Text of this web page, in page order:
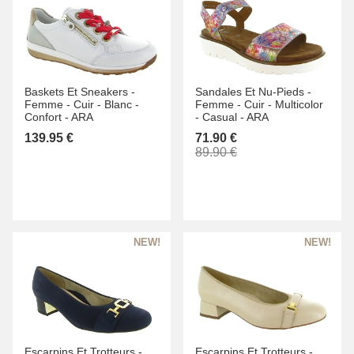
Baskets Et Sneakers -
Femme - Cuir - Blanc -
Confort - ARA
139.95 €
Sandales Et Nu-Pieds -
Femme - Cuir - Multicolor
- Casual - ARA
71.90 €
89.90 €